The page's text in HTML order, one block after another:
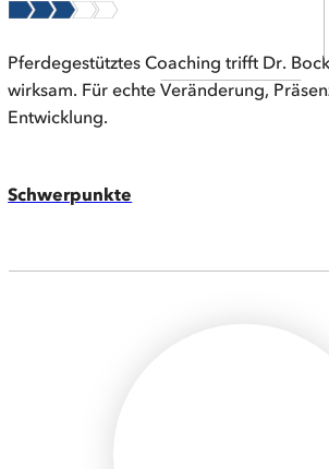
Pferdegestütztes Coaching trifft Dr.
wirksam. Für echte Veränderung,
Entwicklung.
Schwerpunkte